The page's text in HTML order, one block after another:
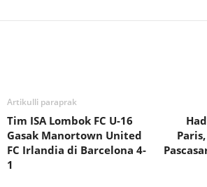
Artikulli paraprak
Tim ISA Lombok FC U-16
Gasak Manortown United
FC Irlandia di Barcelona 4-
1